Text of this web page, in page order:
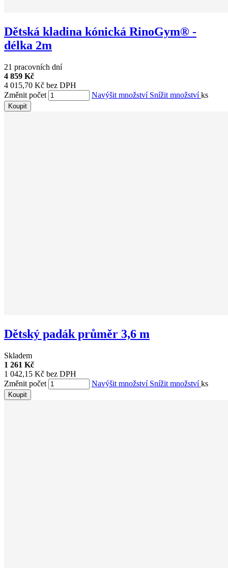
Dětská kladina kónická RinoGym® -
délka 2m
21 pracovních dní
4 859 Kč
4 015,70 Kč bez DPH
Změnit počet
Navýšit množství Snížit množstvíks
Koupit
Dětský padák průměr 3,6 m
Skladem
1 261 Kč
1 042,15 Kč bez DPH
Změnit počet
Navýšit množství Snížit množstvíks
Koupit